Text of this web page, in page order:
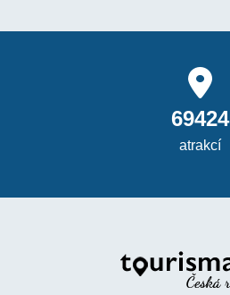
69424
atrakcí